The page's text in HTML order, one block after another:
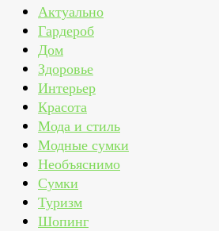
Актуально
Гардероб
Дом
Здоровье
Интерьер
Красота
Мода и стиль
Модные сумки
Необъяснимо
Сумки
Туризм
Шопинг